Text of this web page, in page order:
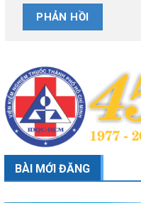
BÀI MỚI ĐĂNG